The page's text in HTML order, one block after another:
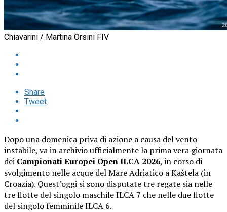
Chiavarini / Martina Orsini FIV
Share
Tweet
Dopo una domenica priva di azione a causa del vento
instabile, va in archivio ufficialmente la prima vera giornata
dei Campionati Europei Open ILCA 2026, in corso di
svolgimento nelle acque del Mare Adriatico a Kaštela (in
Croazia). Quest’oggi si sono disputate tre regate sia nelle
tre flotte del singolo maschile ILCA 7 che nelle due flotte
del singolo femminile ILCA 6.